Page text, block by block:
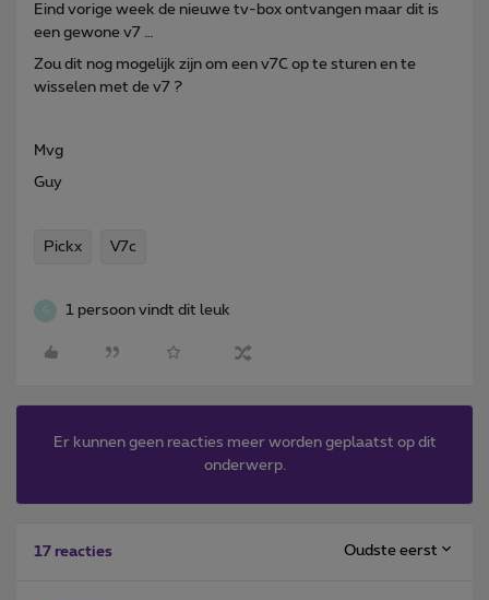
Eind vorige week de nieuwe tv-box ontvangen maar dit is
een gewone v7 …
Zou dit nog mogelijk zijn om een v7C op te sturen en te
wisselen met de v7 ?
Mvg
Guy
Pickx V7c
G 1 persoon vindt dit leuk
Er kunnen geen reacties meer worden geplaatst op dit
onderwerp.
17 reacties Oudste eerst